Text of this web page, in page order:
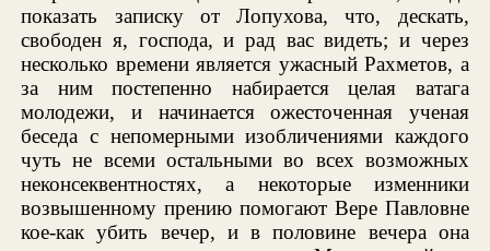
показать записку от Лопухова, что, дескать,
свободен я, господа, и рад вас видеть; и через
несколько времени является ужасный Рахметов, а
за ним постепенно набирается целая ватага
молодежи, и начинается ожесточенная ученая
беседа с непомерными изобличениями каждого
чуть не всеми остальными во всех возможных
неконсеквентностях, а некоторые изменники
возвышенному прению помогают Вере Павловне
кое-как убить вечер, и в половине вечера она